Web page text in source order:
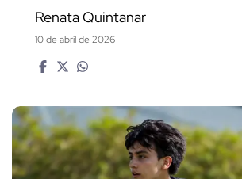
Renata Quintanar
10 de abril de 2026